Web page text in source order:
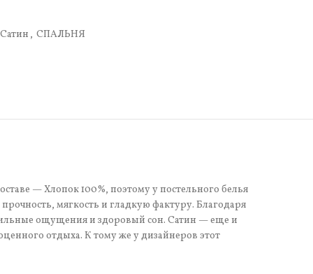
Сатин , СПАЛЬНЯ
— Хлопок 100%, поэтому у постельного белья
мягкость и гладкую фактуру. Благодаря
ощущения и здоровый сон. Сатин — еще и
отдыха. К тому же у дизайнеров этот